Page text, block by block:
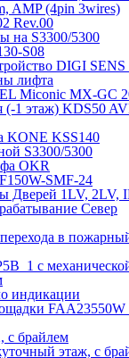
AMP (4pin 3wires)
Rev.00
на S3300/5300
S08
DIGI
лифта
Miconic MX-GC
(-1 этаж) KDS50
KONE KSS140
S3300/5300
OKR
SMF-24
Дверей 1LV, 2LV,
Cевер
в
с
индикации
брайлем
этаж, с